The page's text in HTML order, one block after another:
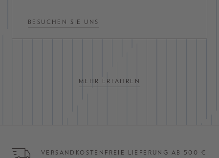
BESUCHEN SIE UNS
MEHR ERFAHREN
VERSANDKOSTENFREIE LIEFERUNG AB 500 €